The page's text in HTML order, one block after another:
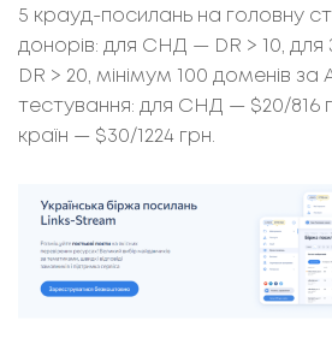
5 крауд-посилань на головну
донорів: для СНД — DR > 10, для
DR > 20, мінімум 100 доменів за
тестування: для СНД — $20/816
країн — $30/1224 грн.